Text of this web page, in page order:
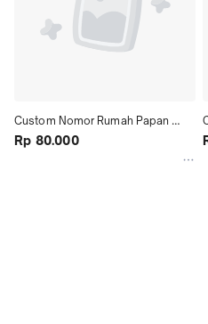
Custom Nomor Rumah Papan
Alamat Nomer No Minimalist
Rp 80.000